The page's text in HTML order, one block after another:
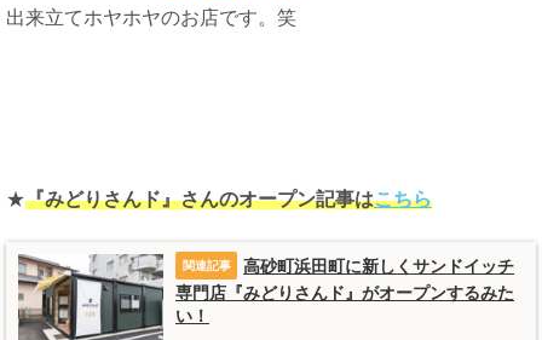
出来立てホヤホヤのお店です。笑
★『みどりさんド』さんのオープン記事はこちら
高砂町浜田町に新しくサンドイッチ
専門店『みどりさんド』がオープンするみた
い！